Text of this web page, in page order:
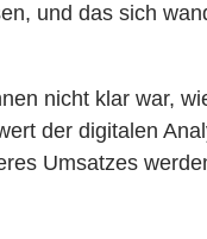
und das sich
nicht klar war,
der digitalen
Umsatzes